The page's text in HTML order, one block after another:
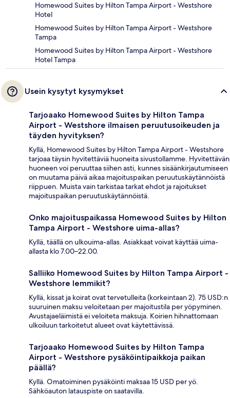
Homewood Suites by Hilton Tampa Airport - Westshore
Hotel
Homewood Suites by Hilton Tampa Airport - Westshore
Tampa
Homewood Suites by Hilton Tampa Airport - Westshore
Hotel Tampa
Usein kysytyt kysymykset
Tarjoaako Homewood Suites by Hilton Tampa
Airport - Westshore ilmaisen peruutusoikeuden ja
täyden hyvityksen?
Kyllä, Homewood Suites by Hilton Tampa Airport - Westshore
tarjoaa täysin hyvitettäviä huoneita sivustollamme. Hyvitettävän
huoneen voi peruuttaa siihen asti, kunnes sisäänkirjautumiseen
on muutama päivä aikaa majoituspaikan peruutuskäytännöistä
riippuen. Muista vain tarkistaa tarkat ehdot ja rajoitukset
majoituspaikan peruutuskäytännöistä.
Onko majoituspaikassa Homewood Suites by Hilton
Tampa Airport - Westshore uima-allas?
Kyllä, täällä on ulkouima-allas. Asiakkaat voivat käyttää uima-
allasta klo 7.00–22.00.
Salliiko Homewood Suites by Hilton Tampa Airport -
Westshore lemmikit?
Kyllä, kissat ja koirat ovat tervetulleita (korkeintaan 2). 75 USD:n
suuruinen maksu veloitetaan per majoitustila per yöpyminen.
Avustajaeläimistä ei veloiteta maksuja. Koirien hihnattomaan
ulkoiluun tarkoitetut alueet ovat käytettävissä.
Tarjoaako Homewood Suites by Hilton Tampa
Airport - Westshore pysäköintipaikkoja paikan
päällä?
Kyllä. Omatoiminen pysäköinti maksaa 15 USD per yö.
Sähköauton latauspiste on saatavilla.